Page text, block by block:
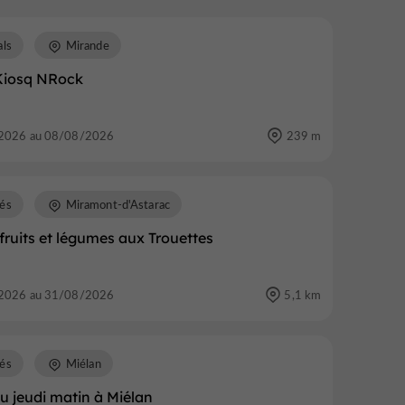
NRock
Mirande
au 08/08/2026 239 m
et légumes aux Trouettes
Miramont-d'Astarac
au 31/08/2026 5,1 km
jeudi matin à Miélan
Miélan